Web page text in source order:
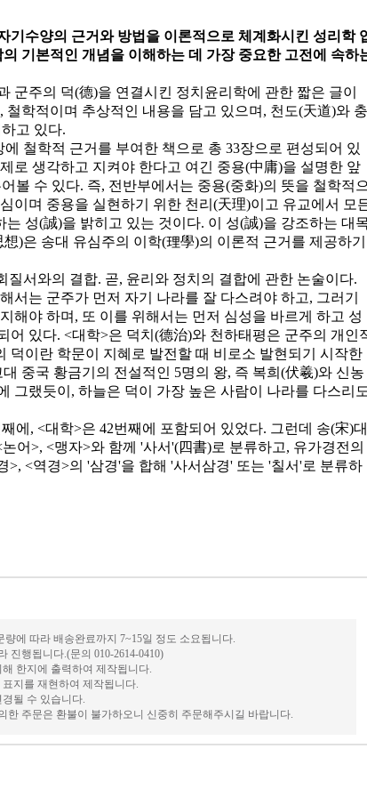
기수양의 근거와 방법을 이론적으로 체계화시킨 성리학
기본적인 개념을 이해하는 데 가장 중요한 고전에 속하
군주의 덕(德)을 연결시킨 정치윤리학에 관한 짧은 글이
학적이며 추상적인 내용을 담고 있으며, 천도(天道)와 충
고 있다.
철학적 근거를 부여한 책으로 총 33장으로 편성되어 있
로 생각하고 지켜야 한다고 여긴 중용(中庸)을 설명한 앞
볼 수 있다. 즉, 전반부에서는 중용(중화)의 뜻을 철학적으
이며 중용을 실현하기 위한 천리(天理)이고 유교에서 모
성(誠)을 밝히고 있는 것이다. 이 성(誠)을 강조하는 대
)은 송대 유심주의 이학(理學)의 이론적 근거를 제공하기
서와의 결합. 곧, 윤리와 정치의 결합에 관한 논술이다.
서는 군주가 먼저 자기 나라를 잘 다스려야 하고, 그러기
해야 하며, 또 이를 위해서는 먼저 심성을 바르게 하고 성
어 있다. <대학>은 덕치(德治)와 천하태평은 군주의 개인
덕이란 학문이 지혜로 발전할 때 비로소 발현되기 시작한
중국 황금기의 전설적인 5명의 왕, 즉 복희(伏羲)와 신농
그랬듯이, 하늘은 덕이 가장 높은 사람이 나라를 다스리도
에, <대학>은 42번째에 포함되어 있었다. 그런데 송(宋)대
어>, <맹자>와 함께 '사서'(四書)로 분류하고, 유가경전의
>, <역경>의 '삼경'을 합해 '사서삼경' 또는 '칠서'로 분류하
에 따라 배송완료까지 7~15일 정도 소요됩니다.
진행됩니다.(문의 010-2614-0410)
한지에 출력하여 제작됩니다.
지를 재현하여 제작됩니다.
될 수 있습니다.
주문은 환불이 불가하오니 신중히 주문해주시길 바랍니다.